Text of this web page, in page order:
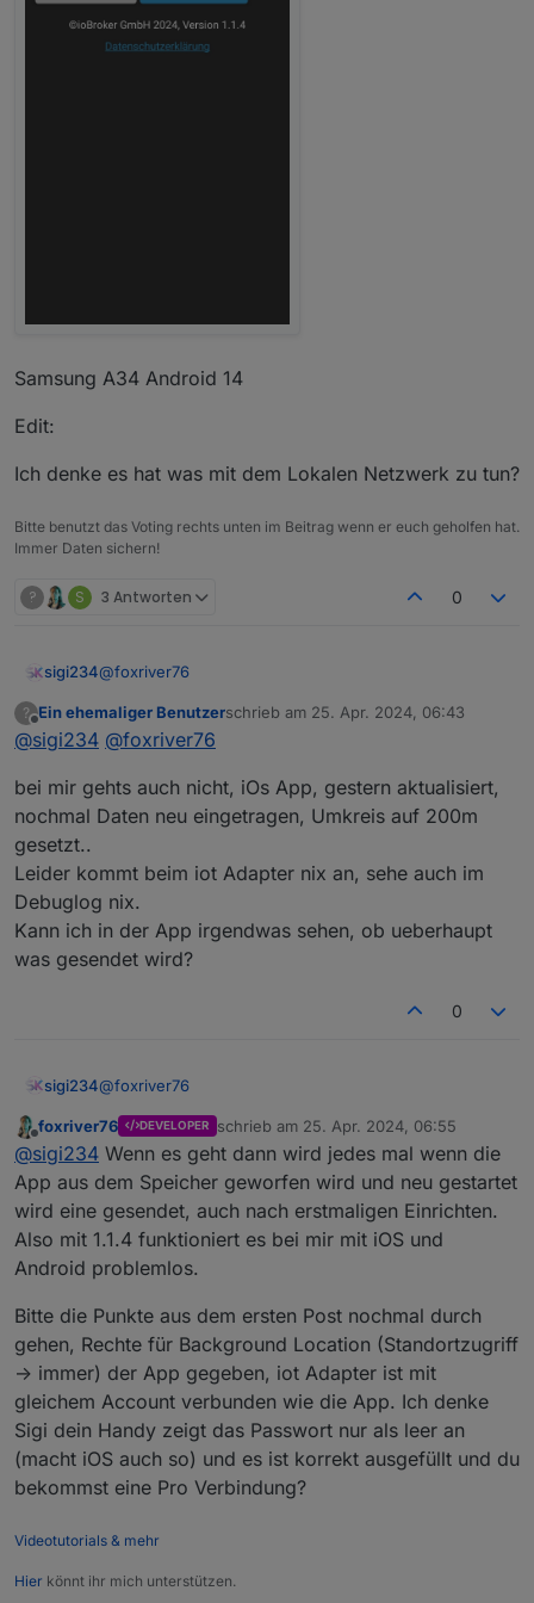
Samsung A34 Android 14
Edit:
Ich denke es hat was mit dem Lokalen Netzwerk zu tun?
Bitte benutzt das Voting rechts unten im Beitrag wenn er euch geholfen hat.
Immer Daten sichern!
? S 3 Antworten 0
sigi234@foxriver76
Hallo,
Ab wann wird eine Nachricht gesendet? Auch wenn
ich das Handy ausschalte?
?
Offline
Ein ehemaliger Benutzerschrieb am 25. Apr. 2024, 06:43
zuletzt editiert von
@sigi234 @foxriver76
bei mir gehts auch nicht, iOs App, gestern aktualisiert,
nochmal Daten neu eingetragen, Umkreis auf 200m
gesetzt..
Leider kommt beim iot Adapter nix an, sehe auch im
Debuglog nix.
Kann ich in der App irgendwas sehen, ob ueberhaupt
was gesendet wird?
0
sigi234@foxriver76
Hallo,
bei mir ist noch nie was gekommen?
Ab wann wird eine Nachricht gesendet? Auch wenn
ich das Handy ausschalte?
Offline
foxriver76 DEVELOPER schrieb am 25. Apr. 2024, 06:55
zuletzt editiert von
@sigi234 Wenn es geht dann wird jedes mal wenn die
App aus dem Speicher geworfen wird und neu gestartet
wird eine gesendet, auch nach erstmaligen Einrichten.
Also mit 1.1.4 funktioniert es bei mir mit iOS und
Android problemlos.
Bitte die Punkte aus dem ersten Post nochmal durch
gehen, Rechte für Background Location (Standortzugriff
-> immer) der App gegeben, iot Adapter ist mit
gleichem Account verbunden wie die App. Ich denke
Sigi dein Handy zeigt das Passwort nur als leer an
(macht iOS auch so) und es ist korrekt ausgefüllt und du
bekommst eine Pro Verbindung?
Videotutorials & mehr
Hier könnt ihr mich unterstützen.